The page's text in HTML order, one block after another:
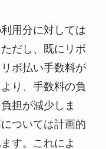
用分に対しては
だし、既にリボ
ボ払い手数料が
り、手数料の負
担が減少しま
ついては計画的
す。これによ